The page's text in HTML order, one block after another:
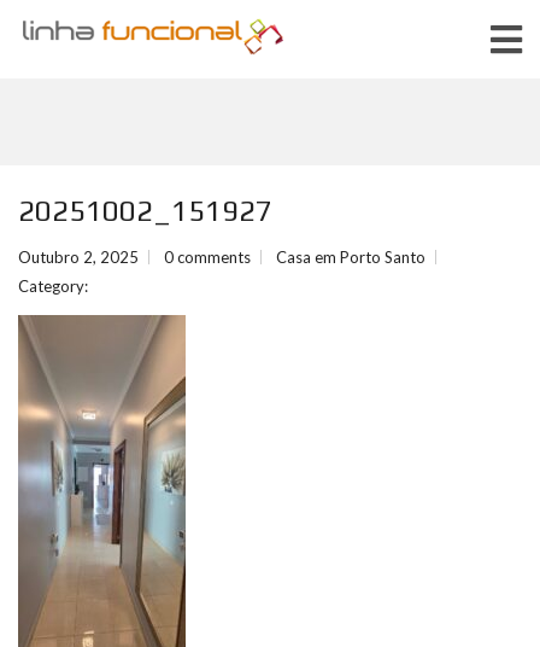
20251002_151927
Outubro 2, 2025 0 comments
Casa em Porto Santo
Category: